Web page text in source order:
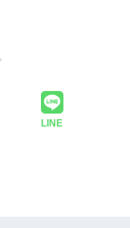
LINE